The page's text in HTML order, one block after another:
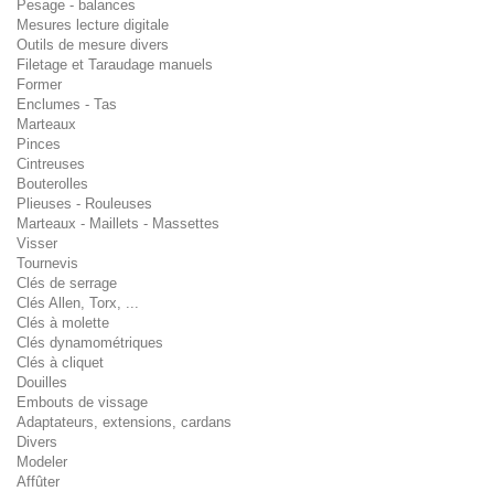
Pesage - balances
Mesures lecture digitale
Outils de mesure divers
Filetage et Taraudage manuels
Former
Enclumes - Tas
Marteaux
Pinces
Cintreuses
Bouterolles
Plieuses - Rouleuses
Marteaux - Maillets - Massettes
Visser
Tournevis
Clés de serrage
Clés Allen, Torx, ...
Clés à molette
Clés dynamométriques
Clés à cliquet
Douilles
Embouts de vissage
Adaptateurs, extensions, cardans
Divers
Modeler
Affûter